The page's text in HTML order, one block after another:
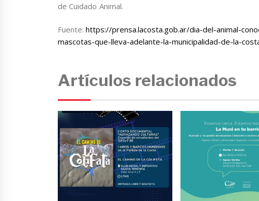
de Cuidado Animal.
Fuente:https://prensa.lacosta.gob.ar/dia-del-animal-
mascotas-que-lleva-adelante-la-municipalidad-de-la-
Artículos relacionados